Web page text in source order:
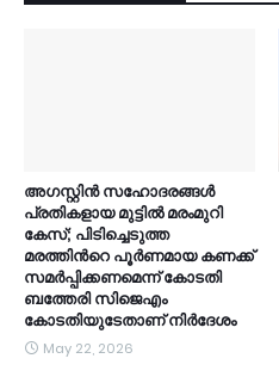
അഗസ്റ്റിൻ സഹോദരങ്ങൾ
പ്രതികളായ മുട്ടിൽ മരംമുറി
കേസ്; പിടിച്ചെടുത്ത
മരത്തിന്‍റെ പൂർണമായ കണക്ക്
സമർപ്പിക്കണമെന്ന് കോടതി
ബത്തേരി സിജെഎം
കോടതിയുടേതാണ് നിർദേശം
May 22, 2026